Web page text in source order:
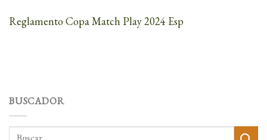
Reglamento Copa Match Play 2024 Esp
BUSCADOR